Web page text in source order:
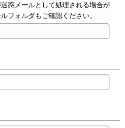
惑メールとして処理される場合が
フォルダもご確認ください。